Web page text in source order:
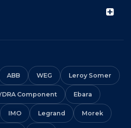
ABB WEG Leroy Somer
Component Ebara
IMO Legrand Morek